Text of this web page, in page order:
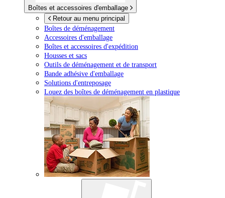
Boîtes et accessoires d'emballage
Retour au menu principal
Boîtes de déménagement
Accessoires d'emballage
Boîtes et accessoires d'expédition
Housses et sacs
Outils de déménagement et de transport
Bande adhésive d'emballage
Solutions d'entreposage
Louez des boîtes de déménagement en plastique